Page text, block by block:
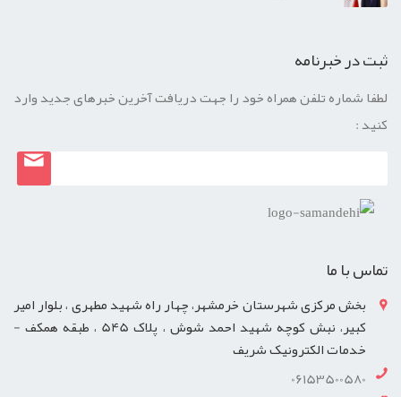
ثبت در خبرنامه
لطفا شماره تلفن همراه خود را جهت دریافت آخرین خبرهای جدید وارد
کنید :
تماس با ما
بخش مرکزی شهرستان خرمشهر، چهار راه شهید مطهری ، بلوار امیر
کبیر، نبش کوچه شهید احمد شوش ، پلاک 545 ، طبقه همکف -
خدمات الکترونیک شریف
06153500580